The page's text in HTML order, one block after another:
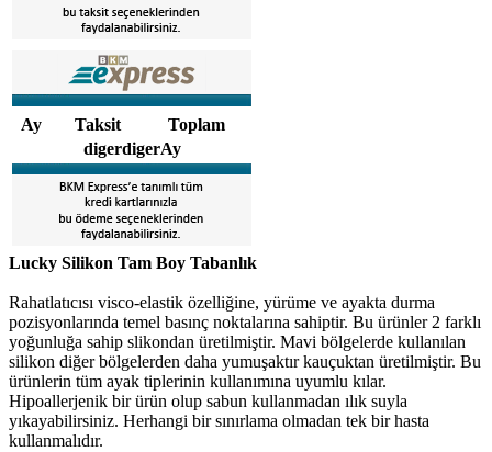
Ay Taksit
Toplam
digerdigerAy
Lucky Silikon Tam Boy Tabanlık
Rahatlatıcısı visco-elastik özelliğine, yürüme ve ayakta durma
pozisyonlarında temel basınç noktalarına sahiptir. Bu ürünler 2 farklı
yoğunluğa sahip slikondan üretilmiştir. Mavi bölgelerde kullanılan
silikon diğer bölgelerden daha yumuşaktır kauçuktan üretilmiştir. Bu
ürünlerin tüm ayak tiplerinin kullanımına uyumlu kılar.
Hipoallerjenik bir ürün olup sabun kullanmadan ılık suyla
yıkayabilirsiniz. Herhangi bir sınırlama olmadan tek bir hasta
kullanmalıdır.